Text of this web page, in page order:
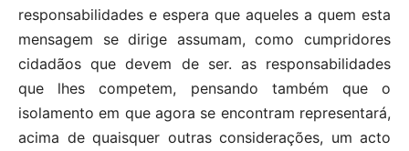
responsabilidades e espera que aqueles a quem esta
mensagem se dirige assumam, como cumpridores
cidadãos que devem de ser. as responsabilidades
que lhes competem, pensando também que o
isolamento em que agora se encontram representará,
acima de quaisquer outras considerações, um acto